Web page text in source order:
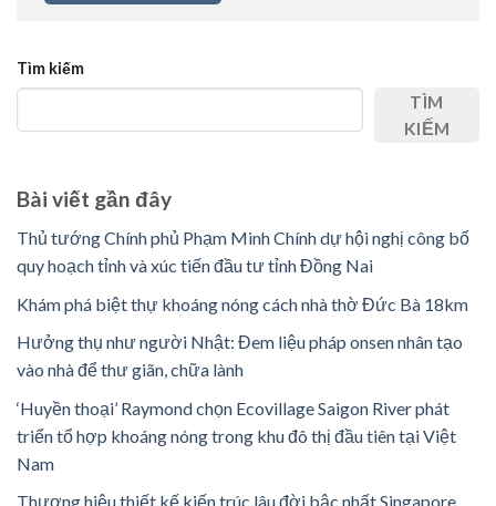
Tìm kiếm
TÌM
KIẾM
Bài viết gần đây
Thủ tướng Chính phủ Phạm Minh Chính dự hội nghị công bố
quy hoạch tỉnh và xúc tiến đầu tư tỉnh Đồng Nai
Khám phá biệt thự khoáng nóng cách nhà thờ Đức Bà 18km
Hưởng thụ như người Nhật: Đem liệu pháp onsen nhân tạo
vào nhà để thư giãn, chữa lành
‘Huyền thoại’ Raymond chọn Ecovillage Saigon River phát
triển tổ hợp khoáng nóng trong khu đô thị đầu tiên tại Việt
Nam
Thương hiệu thiết kế kiến trúc lâu đời bậc nhất Singapore